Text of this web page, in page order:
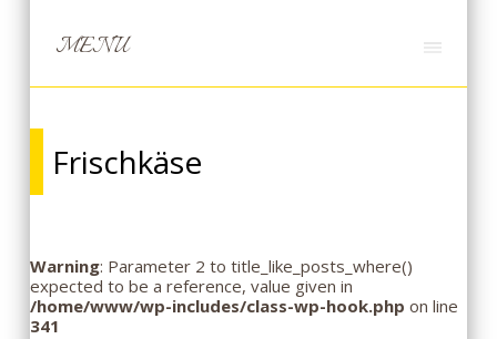
MENU
Frischkäse
Warning: Parameter 2 to title_like_posts_where()
expected to be a reference, value given in
/home/www/wp-includes/class-wp-hook.php on line
341